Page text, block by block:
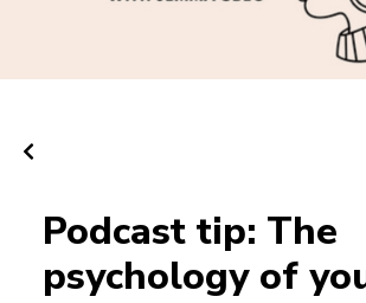
Podcast tip: The
psychology of